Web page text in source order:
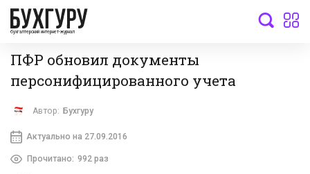
бухгалтерский интернет-журнал
ПФР обновил документы
персонифицированного учета
Автор: Бухгуру
Актуально на 27.09.2016
Прочитано: 992 раз